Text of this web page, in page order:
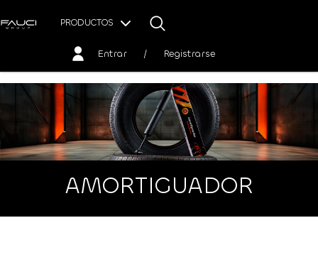
PRODUCTOS
Entrar / Registrarse
AMORTIGUADOR